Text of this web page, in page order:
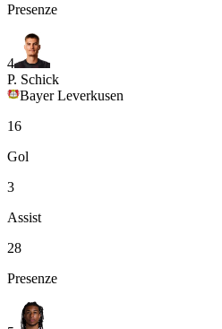
Presenze
4
P. Schick
Bayer Leverkusen
16
Gol
3
Assist
28
Presenze